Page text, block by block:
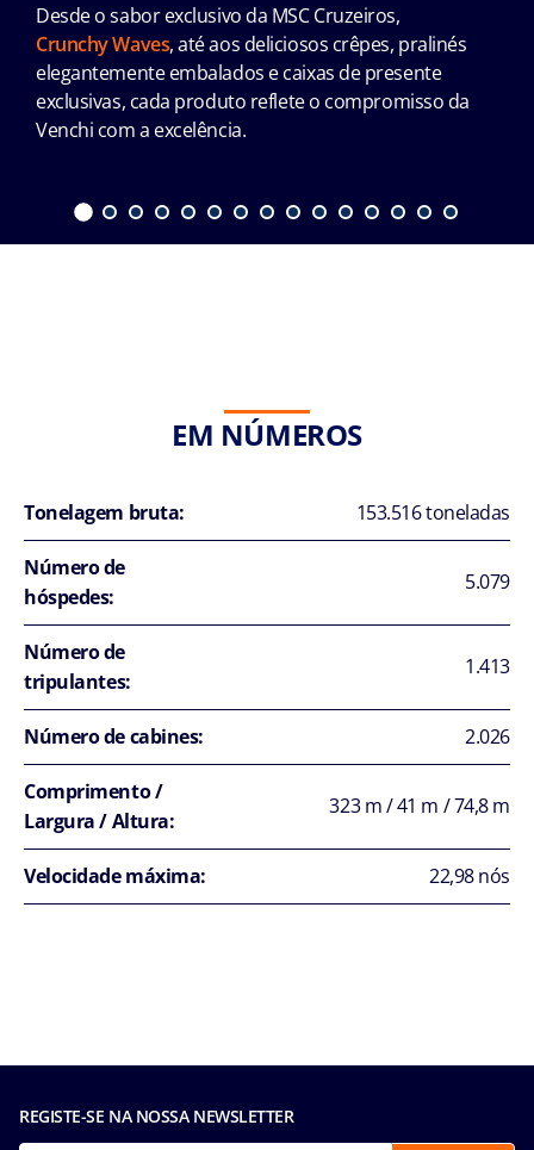
Desde o sabor exclusivo da MSC Cruzeiros,
Crunchy Waves, até aos deliciosos crêpes, pralinés
elegantemente embalados e caixas de presente
exclusivas, cada produto reflete o compromisso da
Venchi com a excelência.
EM NÚMEROS
Tonelagem bruta: 153.516 toneladas
Número de
hóspedes:
5.079
Número de
tripulantes:
1.413
Número de cabines: 2.026
Comprimento /
Largura / Altura:
323 m / 41 m / 74,8 m
Velocidade máxima: 22,98 nós
REGISTE-SE NA NOSSA NEWSLETTER